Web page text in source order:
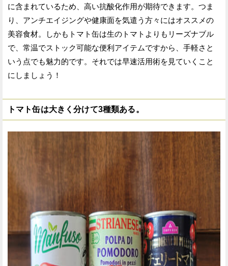
に含まれているため、高い抗酸化作用が期待できます。つま
り、アンチエイジングや健康面を気遣う方々にはオススメの
美容食材。しかもトマト缶は生のトマトよりもリーズナブル
で、常温でストック可能な便利アイテムですから、手軽さと
いう点でも魅力的です。それでは早速活用術を見ていくこと
にしましょう！
トマト缶は大きく分けて3種類ある。